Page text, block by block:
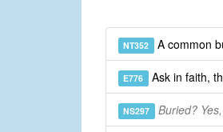
NT352 A common
E776 Ask in faith,
NS297 Buried?